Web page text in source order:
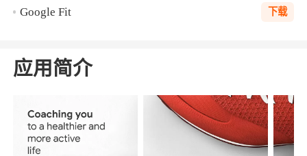
Google Fit 下载
应用简介